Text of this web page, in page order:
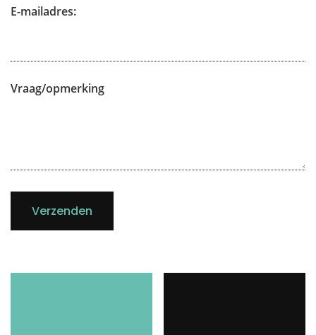
E-mailadres:
Vraag/opmerking
Verzenden